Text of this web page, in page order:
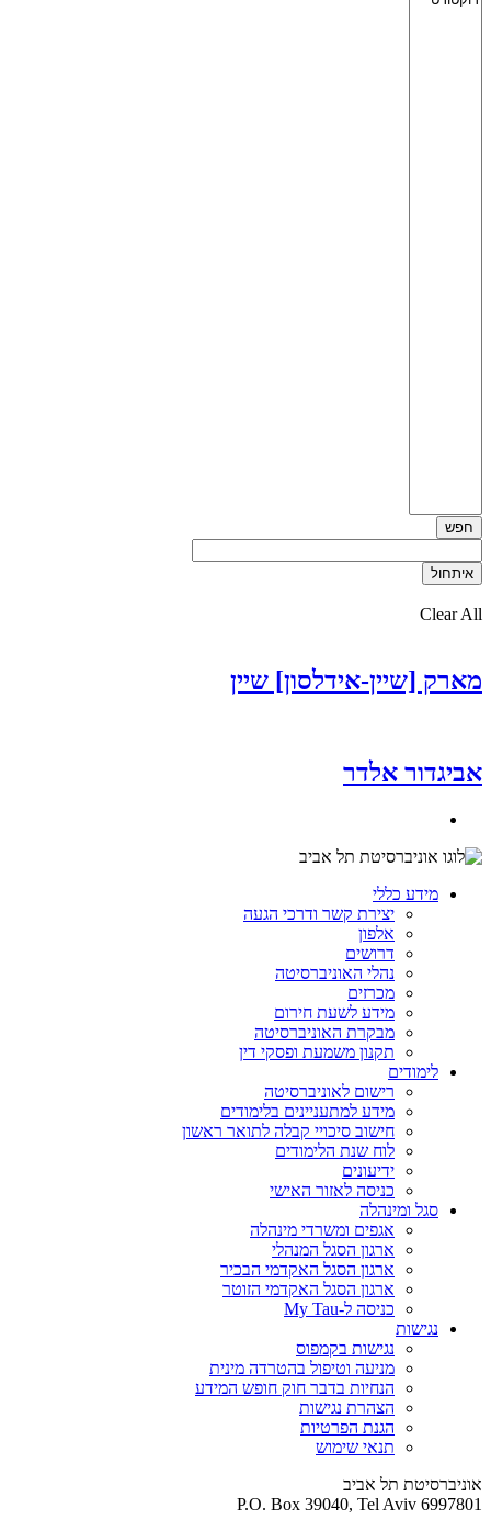
Clear All
מארק [שיין-אידלסון] שיין
אביגדור אלדר
מידע כללי
יצירת קשר ודרכי הגעה
אלפון
דרושים
נהלי האוניברסיטה
מכרזים
מידע לשעת חירום
מבקרת האוניברסיטה
תקנון משמעת ופסקי דין
לימודים
רישום לאוניברסיטה
מידע למתעניינים בלימודים
חישוב סיכויי קבלה לתואר ראשון
לוח שנת הלימודים
ידיעונים
כניסה לאזור האישי
סגל ומינהלה
אגפים ומשרדי מינהלה
ארגון הסגל המנהלי
ארגון הסגל האקדמי הבכיר
ארגון הסגל האקדמי הזוטר
כניסה ל-My Tau
נגישות
נגישות בקמפוס
מניעה וטיפול בהטרדה מינית
הנחיות בדבר חוק חופש המידע
הצהרת נגישות
הגנת הפרטיות
תנאי שימוש
אוניברסיטת תל אביב
P.O. Box 39040, Tel Aviv 6997801